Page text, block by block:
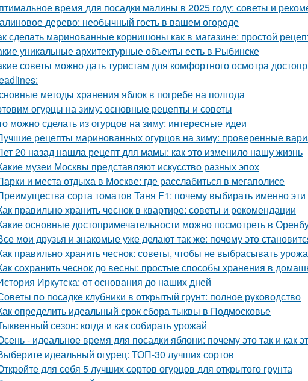
время для посадки малины в 2025 году: советы и
дерево: необычный гость в вашем огороде
сделать маринованные корнишоны как в магазине: простой
уникальные архитектурные объекты есть в Рыбинске
советы можно дать туристам для комфортного осмотра
методы хранения яблок в погребе на полгода
огурцы на зиму: основные рецепты и советы
можно сделать из огурцов на зиму: интересные идеи
рецепты маринованных огурцов на зиму: проверенные
20 назад нашла рецепт для мамы: как это изменило нашу жизнь
музеи Москвы представляют искусство разных эпох
и места отдыха в Москве: где расслабиться в мегаполисе
сорта томатов Таня F1: почему выбирать именно
правильно хранить чеснок в квартире: советы и рекомендации
основные достопримечательности можно посмотреть в
мои друзья и знакомые уже делают так же: почему это
правильно хранить чеснок: советы, чтобы не выбрасывать
сохранить чеснок до весны: простые способы хранения в
Иркутска: от основания до наших дней
по посадке клубники в открытый грунт: полное руководство
определить идеальный срок сбора тыквы в Подмосковье
сезон: когда и как собирать урожай
- идеальное время для посадки яблони: почему это так и как
идеальный огурец: ТОП-30 лучших сортов
для себя 5 лучших сортов огурцов для открытого грунта